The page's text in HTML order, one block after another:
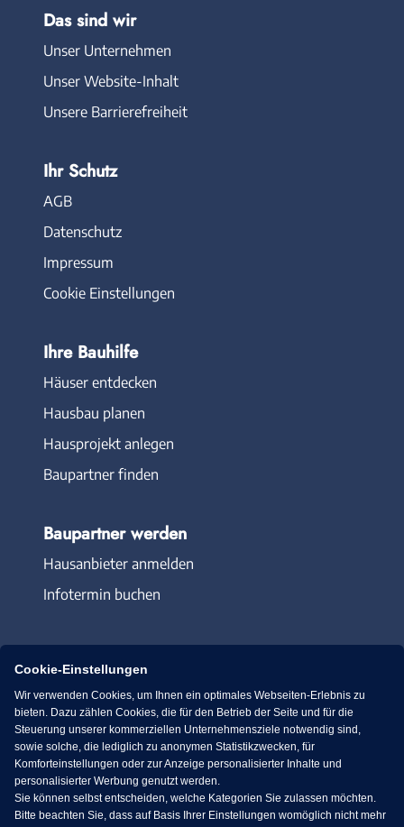
Das sind wir
Unser Unternehmen
Unser Website-Inhalt
Unsere Barrierefreiheit
Ihr Schutz
AGB
Datenschutz
Impressum
Cookie Einstellungen
Ihre Bauhilfe
Häuser entdecken
Hausbau planen
Hausprojekt anlegen
Baupartner finden
Baupartner werden
Hausanbieter anmelden
Infotermin buchen
Immowelt.de Bauen.de
Massivhaus.de Bungalow.de
Fertighaus.de
Cookie-Einstellungen
Wir verwenden Cookies, um Ihnen ein optimales Webseiten-Erlebnis zu
bieten. Dazu zählen Cookies, die für den Betrieb der Seite und für die
Steuerung unserer kommerziellen Unternehmensziele notwendig sind,
sowie solche, die lediglich zu anonymen Statistikzwecken, für
Komforteinstellungen oder zur Anzeige personalisierter Inhalte und
personalisierter Werbung genutzt werden.
Sie können selbst entscheiden, welche Kategorien Sie zulassen möchten.
Bitte beachten Sie, dass auf Basis Ihrer Einstellungen womöglich nicht mehr